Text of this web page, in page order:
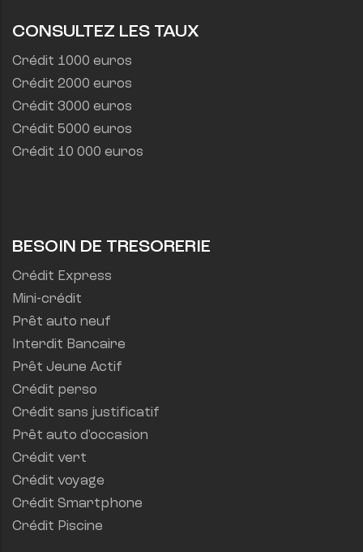
CONSULTEZ LES TAUX
Crédit 1000 euros
Crédit 2000 euros
Crédit 3000 euros
Crédit 5000 euros
Crédit 10 000 euros
BESOIN DE TRESORERIE
Crédit Express
Mini-crédit
Prêt auto neuf
Interdit Bancaire
Prêt Jeune Actif
Crédit perso
Crédit sans justificatif
Prêt auto d'occasion
Crédit vert
Crédit voyage
Crédit Smartphone
Crédit Piscine